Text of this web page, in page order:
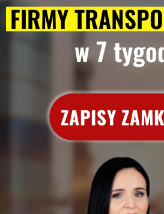
FIRMY
w 7
ZAPISY